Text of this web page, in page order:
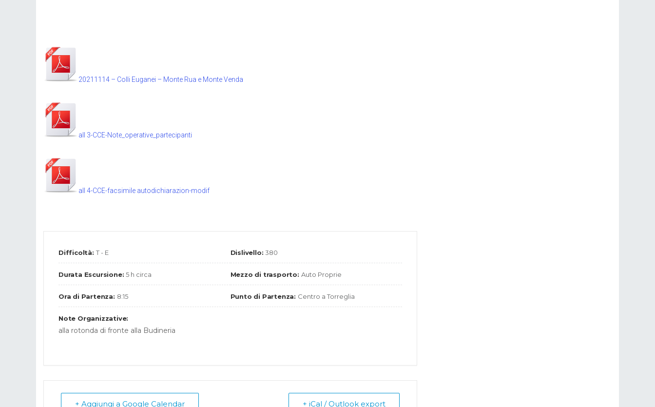
20211114 – Colli Euganei – Monte Rua e Monte Venda
all 3-CCE-Note_operative_partecipanti
all 4-CCE-facsimile autodichiarazion-modif
Difficoltà: T - E Dislivello:380
Durata Escursione:5 h circa Mezzo di trasporto: Auto Proprie
Ora di Partenza: 8:15 Punto di Partenza: Centro a Torreglia
Note Organizzative:
alla rotonda di fronte alla Budineria
+ Aggiungi a Google Calendar + iCal / Outlook export